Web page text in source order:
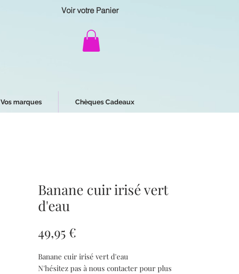
Voir votre Panier
Vos marques Chèques Cadeaux
Banane cuir irisé vert
d'eau
49,95 €
Banane cuir irisé vert d'eau
N'hésitez pas à nous contacter pour plus